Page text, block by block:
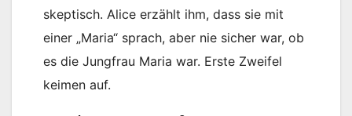
skeptisch. Alice erzählt ihm, dass sie mit
einer „Maria“ sprach, aber nie sicher war, ob
es die Jungfrau Maria war. Erste Zweifel
keimen auf.